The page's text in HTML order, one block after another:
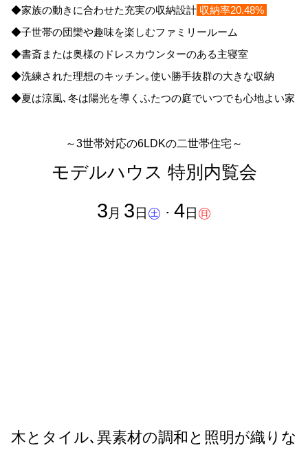
◆家族の動きに合わせた充実の収納設計 収納率20.48%
◆子世帯の団欒や趣味を楽しむファミリールーム
◆書斎または奥様のドレスカウンターのある主寝室
◆洗練された理想のキッチン｡使い勝手抜群の大きな収納
◆夏は涼風､冬は陽光を導くふたつの庭でいつでも心地よい家
～3世帯対応の6LDKの二世帯住宅～
モデルハウス 特別内覧会
3 月 3 日 ㊏ ･ 4日 ㊐
木とタイル､異素材の調和と照明が織りな